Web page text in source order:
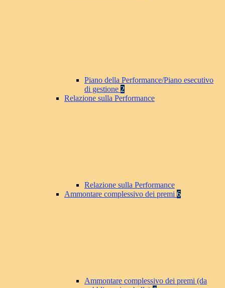
Piano della Performance/Piano esecutivo
di gestione 2
Relazione sulla Performance
Relazione sulla Performance
Ammontare complessivo dei premi 6
Ammontare complessivo dei premi (da